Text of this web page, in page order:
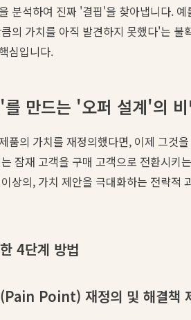
분석하여 진짜 '결핍'을 찾아냅니다.
의 가치를 아직 발견하지 못했다'는
심입니다.
만드는 '오퍼 설계'의 비
품의 가치를 재정의했다면, 이제 그것
는 잠재 고객을 구매 고객으로 전환시키
상의, 가치 제안을 극대화하는 전략적
4단계 방법
Point) 재정의 및 해결책